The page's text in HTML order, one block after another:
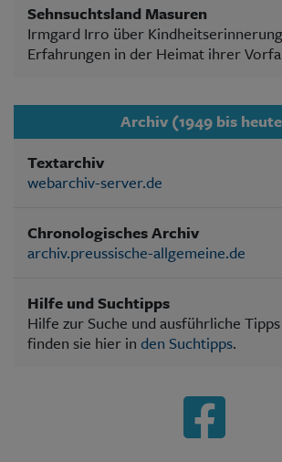
Sehnsuchtsland Masuren
Irmgard Irro über
Erfahrungen in der Heimat ihrer
Archiv (1949 bis
Textarchiv
webarchiv-server.de
Chronologisches Archiv
archiv.preussische-allgemeine.de
Hilfe und Suchtipps
Hilfe zur Suche und ausführliche
finden sie hier in den Suchtipps.